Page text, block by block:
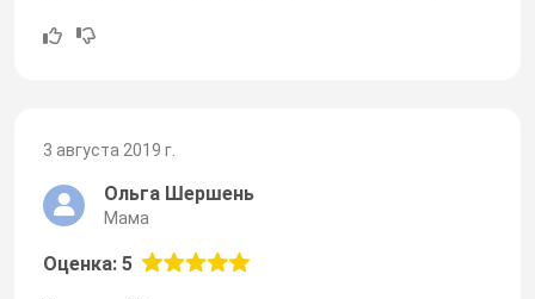
3 августа 2019 г.
Ольга Шершень
Мама
Оценка: 5